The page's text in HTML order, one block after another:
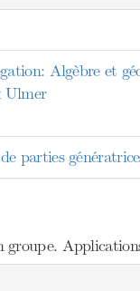
Algèbre et
Ulmer
parties
groupe.